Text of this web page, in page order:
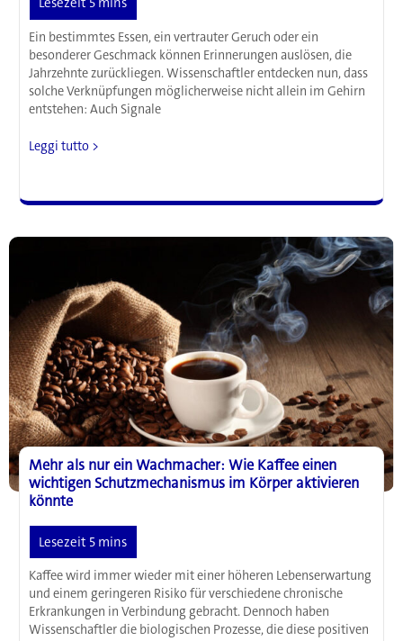
Ein bestimmtes Essen, ein vertrauter Geruch oder ein
besonderer Geschmack können Erinnerungen auslösen, die
Jahrzehnte zurückliegen. Wissenschaftler entdecken nun, dass
solche Verknüpfungen möglicherweise nicht allein im Gehirn
entstehen: Auch Signale
Darm
Wie
unsere
könnte
Leggi tutto >
Mehr als nur ein Wachmacher: Wie Kaffee einen
wichtigen Schutzmechanismus im Körper aktivieren
könnte
Kaffee wird immer wieder mit einer höheren Lebenserwartung
und einem geringeren Risiko für verschiedene chronische
Erkrankungen in Verbindung gebracht. Dennoch haben
Wissenschaftler die biologischen Prozesse, die diese positiven